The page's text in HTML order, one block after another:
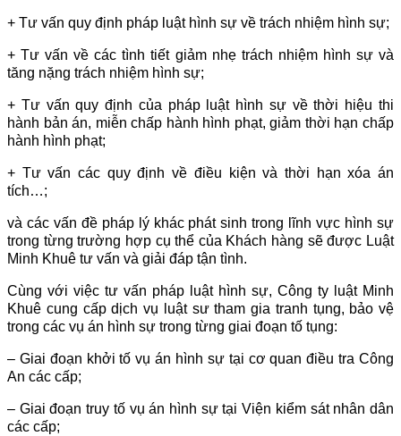
+ Tư vấn quy định pháp luật hình sự về trách nhiệm hình sự;
+ Tư vấn về các tình tiết giảm nhẹ trách nhiệm hình sự và
tăng nặng trách nhiệm hình sự;
+ Tư vấn quy định của pháp luật hình sự về thời hiệu thi
hành bản án, miễn chấp hành hình phạt, giảm thời hạn chấp
hành hình phạt;
+ Tư vấn các quy định về điều kiện và thời hạn xóa án
tích…;
và các vấn đề pháp lý khác phát sinh trong lĩnh vực hình sự
trong từng trường hợp cụ thể của Khách hàng sẽ được Luật
Minh Khuê tư vấn và giải đáp tận tình.
Cùng với việc tư vấn pháp luật hình sự, Công ty luật Minh
Khuê cung cấp dịch vụ luật sư tham gia tranh tụng, bảo vệ
trong các vụ án hình sự trong từng giai đoạn tố tụng:
– Giai đoạn khởi tố vụ án hình sự tại cơ quan điều tra Công
An các cấp;
– Giai đoạn truy tố vụ án hình sự tại Viện kiểm sát nhân dân
các cấp;